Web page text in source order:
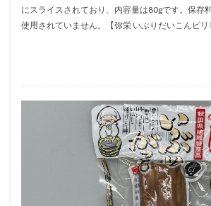
にスライスされており、内容量は80gです。保存
使用されていません。【弥栄 いぶりだいこんピリ